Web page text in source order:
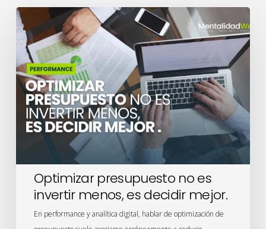
Optimizar
presupuesto
no
es
invertir
menos,
decidir
Optimizar presupuesto no es
invertir menos, es decidir mejor.
En performance y analítica digital, hablar de optimización de